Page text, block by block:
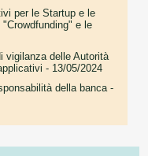
per le Startup e le
e le
vigilanza delle Autorità
- 13/05/2024
della banca -